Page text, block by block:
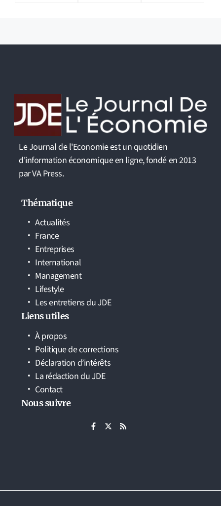
Le Journal de l'Economie est un quotidien
d'information économique en ligne, fondé en 2013
par VA Press.
Thématique
Actualités
France
Entreprises
International
Management
Lifestyle
Les entretiens du JDE
Liens utiles
À propos
Politique de corrections
Déclaration d’intérêts
La rédaction du JDE
Contact
Nous suivre